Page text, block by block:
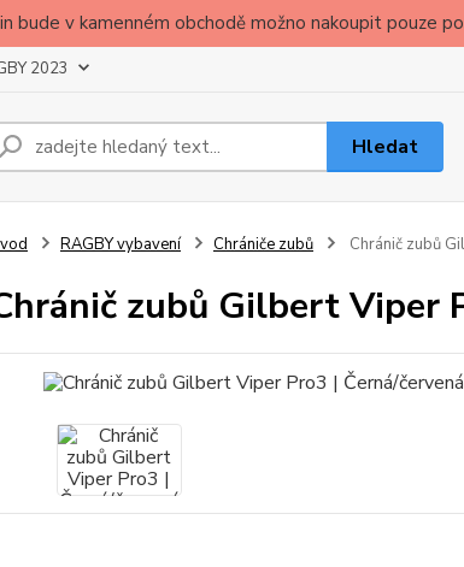
bude v kamenném obchodě možno nakoupit pouze
2023
Hledat
RAGBY vybavení Chrániče zubů Chránič zubů
zubů Gilbert Viper